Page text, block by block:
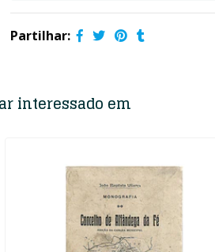
Partilhar:
interessado em